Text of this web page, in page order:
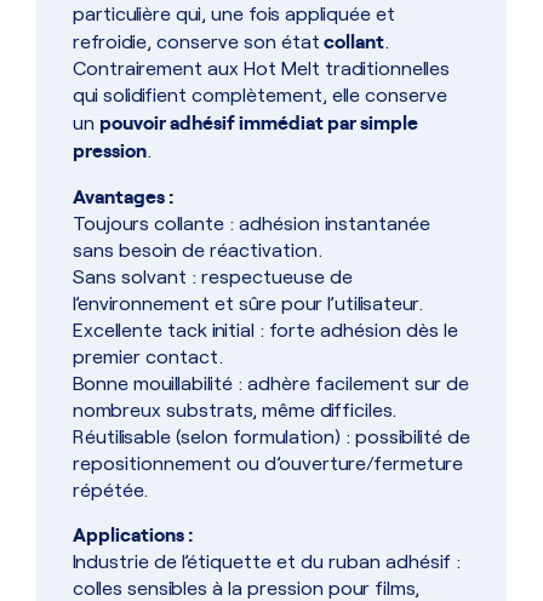
particulière qui, une fois appliquée et
refroidie, conserve son état collant.
Contrairement aux Hot Melt traditionnelles
qui solidifient complètement, elle conserve
un pouvoir adhésif immédiat par simple
pression.
Avantages :
Toujours collante : adhésion instantanée
sans besoin de réactivation.
Sans solvant : respectueuse de
l’environnement et sûre pour l’utilisateur.
Excellente tack initial : forte adhésion dès le
premier contact.
Bonne mouillabilité : adhère facilement sur de
nombreux substrats, même difficiles.
Réutilisable (selon formulation) : possibilité de
repositionnement ou d’ouverture/fermeture
répétée.
Applications :
Industrie de l’étiquette et du ruban adhésif :
colles sensibles à la pression pour films,